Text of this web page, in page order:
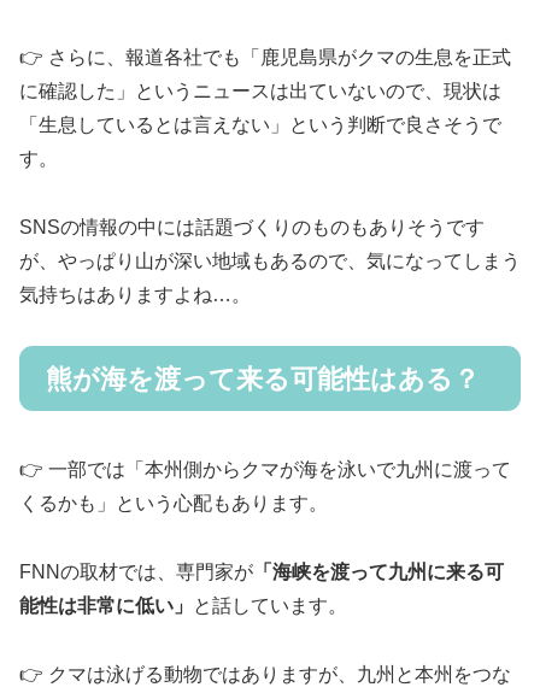
👉️ さらに、報道各社でも「鹿児島県がクマの生息を正式
に確認した」というニュースは出ていないので、現状は
「生息しているとは言えない」という判断で良さそうで
す。
SNSの情報の中には話題づくりのものもありそうです
が、やっぱり山が深い地域もあるので、気になってしまう
気持ちはありますよね…。
熊が海を渡って来る可能性はある？
👉️ 一部では「本州側からクマが海を泳いで九州に渡って
くるかも」という心配もあります。
FNNの取材では、専門家が 「海峡を渡って九州に来る可
能性は非常に低い」
と話しています。
👉️ クマは泳げる動物ではありますが、九州と本州をつな